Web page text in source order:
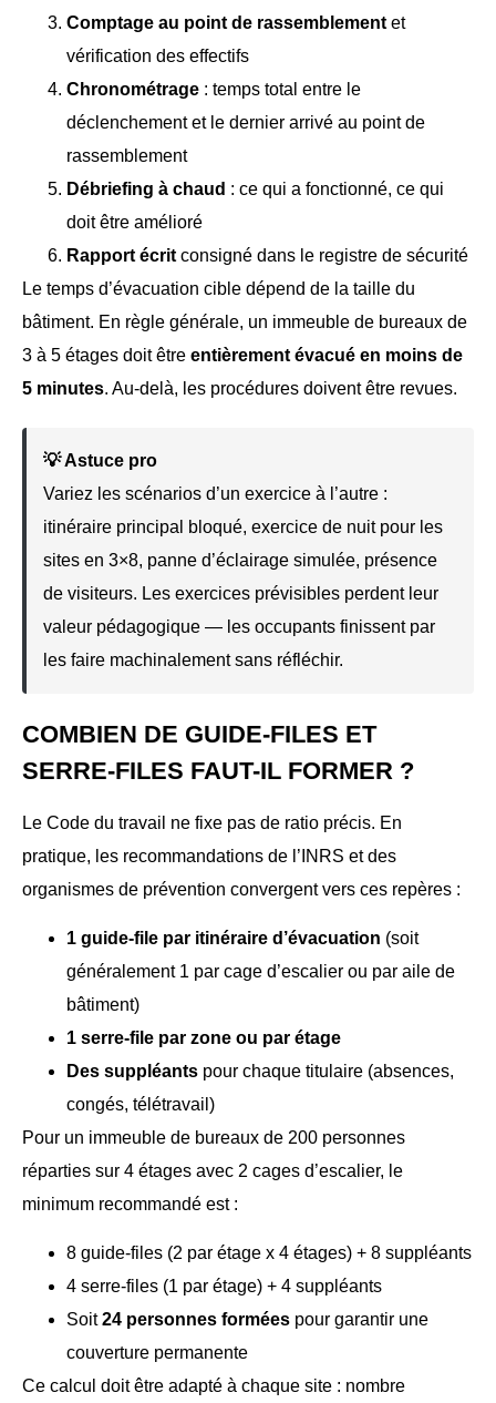
Comptage au point de rassemblement et
vérification des effectifs
Chronométrage : temps total entre le
déclenchement et le dernier arrivé au point de
rassemblement
Débriefing à chaud : ce qui a fonctionné, ce qui
doit être amélioré
Rapport écrit consigné dans le registre de sécurité
Le temps d’évacuation cible dépend de la taille du
bâtiment. En règle générale, un immeuble de bureaux de
3 à 5 étages doit être entièrement évacué en moins de
5 minutes. Au-delà, les procédures doivent être revues.
💡 Astuce pro
Variez les scénarios d’un exercice à l’autre :
itinéraire principal bloqué, exercice de nuit pour les
sites en 3×8, panne d’éclairage simulée, présence
de visiteurs. Les exercices prévisibles perdent leur
valeur pédagogique — les occupants finissent par
les faire machinalement sans réfléchir.
COMBIEN DE GUIDE-FILES ET
SERRE-FILES FAUT-IL FORMER ?
Le Code du travail ne fixe pas de ratio précis. En
pratique, les recommandations de l’INRS et des
organismes de prévention convergent vers ces repères :
1 guide-file par itinéraire d’évacuation (soit
généralement 1 par cage d’escalier ou par aile de
bâtiment)
1 serre-file par zone ou par étage
Des suppléants pour chaque titulaire (absences,
congés, télétravail)
Pour un immeuble de bureaux de 200 personnes
réparties sur 4 étages avec 2 cages d’escalier, le
minimum recommandé est :
8 guide-files (2 par étage x 4 étages) + 8 suppléants
4 serre-files (1 par étage) + 4 suppléants
Soit24 personnes formées pour garantir une
couverture permanente
Ce calcul doit être adapté à chaque site : nombre